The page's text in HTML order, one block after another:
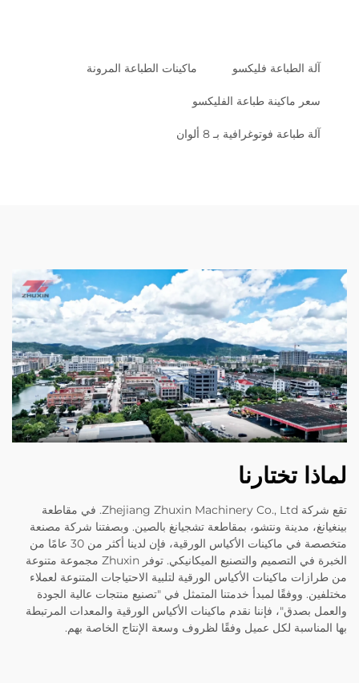
آلة الطباعة فليكسو ماكينات الطباعة المرونة
سعر ماكينة طباعة الفليكسو
آلة طباعة فوتوغرافية بـ 8 ألوان
لماذا تختارنا
تقع شركة Zhejiang Zhuxin Machinery Co., Ltd. في مقاطعة
بينغيانغ، مدينة ونتشو، بمقاطعة تشجيانغ بالصين. وبصفتنا شركة مصنعة
متخصصة في ماكينات الأكياس الورقية، فإن لدينا أكثر من 30 عامًا من
الخبرة في التصميم والتصنيع الميكانيكي. توفر Zhuxin مجموعة متنوعة
من طرازات ماكينات الأكياس الورقية لتلبية الاحتياجات المتنوعة لعملاء
مختلفين. ووفقًا لمبدأ خدمتنا المتمثل في "تصنيع منتجات عالية الجودة
والعمل بصدق"، فإننا نقدم ماكينات الأكياس الورقية والمعدات المرتبطة
بها المناسبة لكل عميل وفقًا لظروف وسعة الإنتاج الخاصة بهم.